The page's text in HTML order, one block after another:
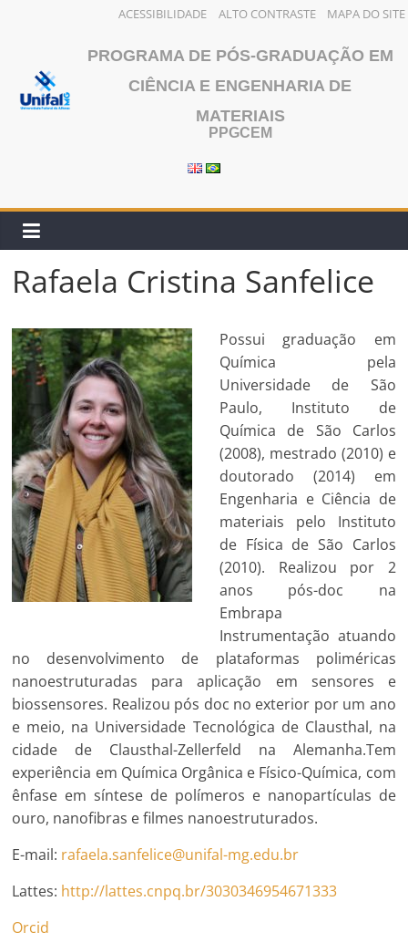
ACESSIBILIDADE ALTO CONTRASTE MAPA DO SITE
conteúdo
PROGRAMA DE PÓS-GRADUAÇÃO EM
CIÊNCIA E ENGENHARIA DE
MATERIAIS
PPGCEM
Rafaela Cristina Sanfelice
Possui graduação em
Química pela
Universidade de São
Paulo, Instituto de
Química de São Carlos
(2008), mestrado (2010) e
doutorado (2014) em
Engenharia e Ciência de
materiais pelo Instituto
de Física de São Carlos
(2010). Realizou por 2
anos pós-doc na
Embrapa
Instrumentação atuando
no desenvolvimento de plataformas poliméricas
nanoestruturadas para aplicação em sensores e
biossensores. Realizou pós doc no exterior por um ano
e meio, na Universidade Tecnológica de Clausthal, na
cidade de Clausthal-Zellerfeld na Alemanha.Tem
experiência em Química Orgânica e Físico-Química, com
ênfase em síntese de polímeros e nanopartículas de
ouro, nanofibras e filmes nanoestruturados.
E-mail: rafaela.sanfelice@unifal-mg.edu.br
Lattes: http://lattes.cnpq.br/3030346954671333
Orcid